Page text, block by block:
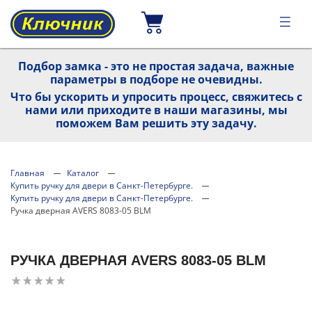
Подбор замка - это не простая задача, важные
параметры в подборе не очевидны.
Что бы ускорить и упросить процесс, свяжитесь с
нами или приходите в наши магазины, мы
поможем Вам решить эту задачу.
Главная
Каталог
Купить ручку для двери в Санкт-Петербурге.
Купить ручку для двери в Санкт-Петербурге.
Ручка дверная AVERS 8083-05 BLM
РУЧКА ДВЕРНАЯ AVERS 8083-05 BLM